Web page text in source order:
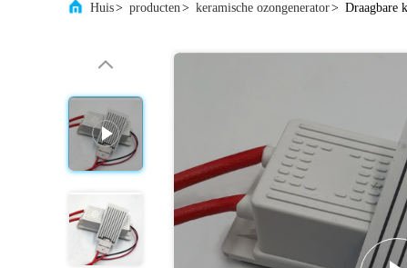
Huis> producten> keramische ozongenerator> Draagbare